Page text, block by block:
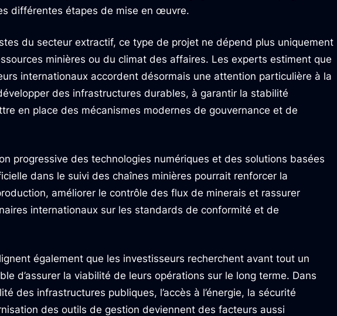
différentes étapes de mise en œuvre.
du secteur extractif, ce type de projet ne dépend plus uniquement
minières ou du climat des affaires. Les experts estiment que
internationaux accordent désormais une attention particulière à la
des infrastructures durables, à garantir la stabilité
en place des mécanismes modernes de gouvernance et de
progressive des technologies numériques et des solutions basées
dans le suivi des chaînes minières pourrait renforcer la
améliorer le contrôle des flux de minerais et rassurer
internationaux sur les standards de conformité et de
également que les investisseurs recherchent avant tout un
d’assurer la viabilité de leurs opérations sur le long terme. Dans
des infrastructures publiques, l’accès à l’énergie, la sécurité
des outils de gestion deviennent des facteurs aussi